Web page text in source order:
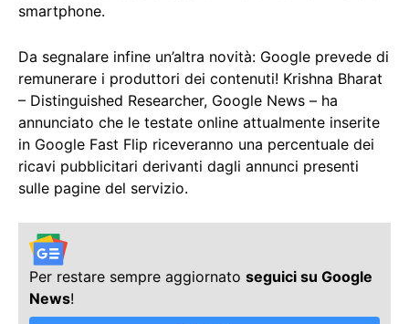
smartphone.
Da segnalare infine un’altra novità: Google prevede di
remunerare i produttori dei contenuti! Krishna Bharat
– Distinguished Researcher, Google News – ha
annunciato che le testate online attualmente inserite
in Google Fast Flip riceveranno una percentuale dei
ricavi pubblicitari derivanti dagli annunci presenti
sulle pagine del servizio.
Per restare sempre aggiornato seguici su Google
News!